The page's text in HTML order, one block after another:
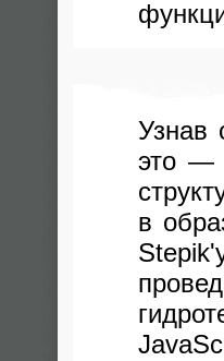
Узнав
это —
в